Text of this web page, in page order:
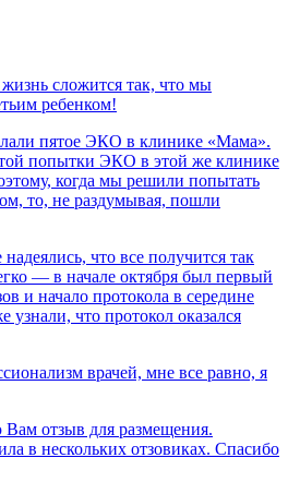
жизнь сложится так, что мы
ребенком!
пятое ЭКО в клинике «Мама».
попытки ЭКО в этой же клинике
когда мы решили попытать
то, не раздумывая, пошли
что все получится так
— в начале октября был первый
и начало протокола в середине
узнали, что протокол оказался
врачей, мне все равно, я
отзыв для размещения.
в нескольких отзовиках. Спасибо